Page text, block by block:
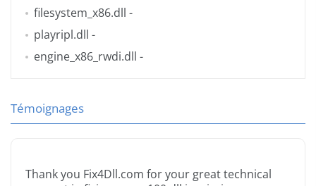
filesystem_x86.dll -
playripl.dll -
engine_x86_rwdi.dll -
Témoignages
Thank you Fix4Dll.com for your great technical